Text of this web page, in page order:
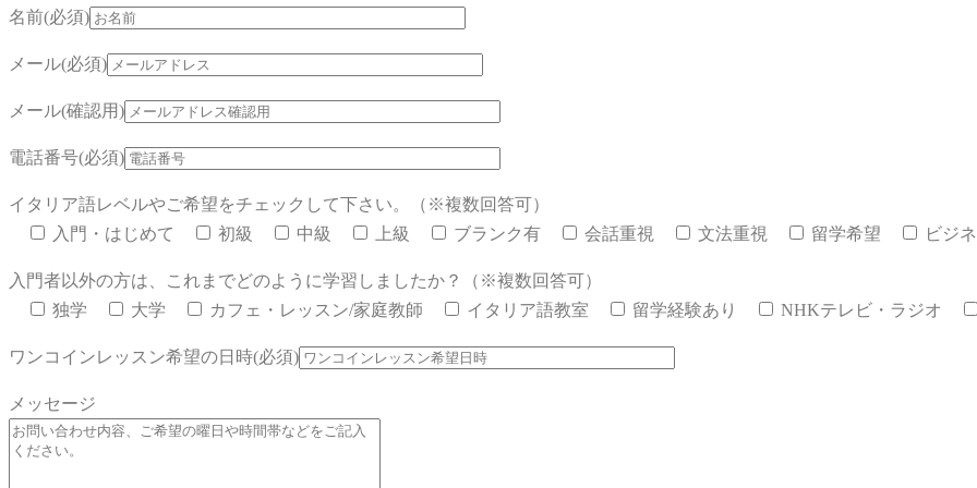
名前(必須)
メール(必須)
メール(確認用)
電話番号(必須)
イタリア語レベルやご希望をチェックして下さい。（※複数回答可）
入門・はじめて
初級 中級 上級 ブランク有 会話重視 文法重視 留学希望 ビジ
入門者以外の方は、これまでどのように学習しましたか？（※複数回答可）
独学
大学 カフェ・レッスン/家庭教師 イタリア語教室 留学経験あり NHKテレビ・ラジオ
ワンコインレッスン希望の日時(必須)
メッセージ